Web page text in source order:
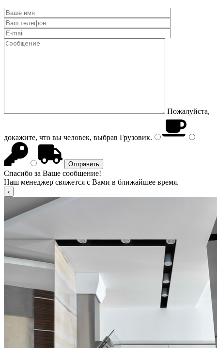
Пожалуйста,
докажите, что вы человек, выбрав Грузовик.
Спасибо за Ваше сообщение!
Наш менеджер свяжется с Вами в ближайшее время.